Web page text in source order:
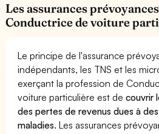
Les assurances
Conductrice de voiture
Le principe de l'assurance
indépendants, les TNS et les
exerçant la profession de
voiture particulière est decouvrir
des pertes de revenus dues à
maladies. Les assurances